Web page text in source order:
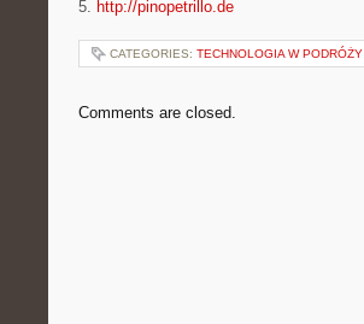
5. http://pinopetrillo.de
CATEGORIES: TECHNOLOGIA W PODRÓŻY
Comments are closed.